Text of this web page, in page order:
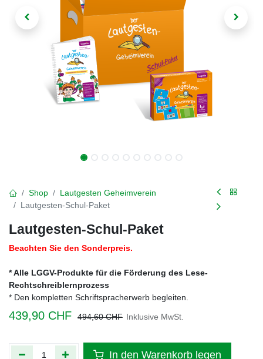
Shop
Lautgesten Geheimverein
Lautgesten-Schul-Paket
Lautgesten-Schul-Paket
Beachten Sie den Sonderpreis.
* Alle LGGV-Produkte für die Förderung des Lese-
Rechtschreiblernprozess
* Den kompletten Schriftspracherwerb begleiten.
439,90 CHF 494,60CHF Inklusive MwSt.
In den Warenkorb legen